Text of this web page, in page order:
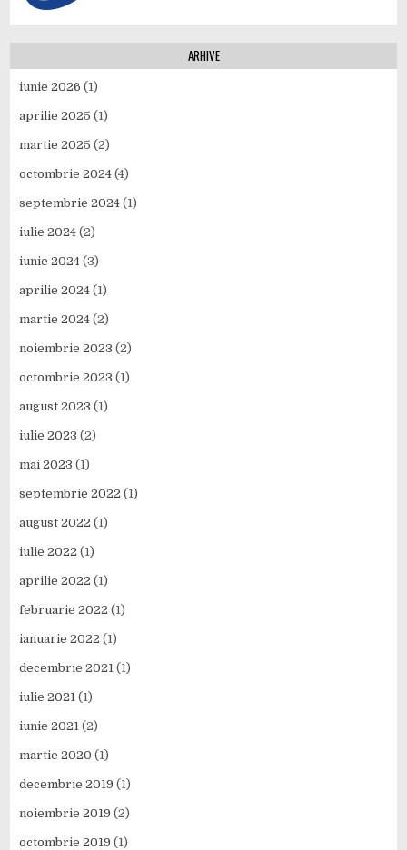
ARHIVE
iunie 2026 (1)
aprilie 2025 (1)
martie 2025 (2)
octombrie 2024 (4)
septembrie 2024 (1)
iulie 2024 (2)
iunie 2024 (3)
aprilie 2024 (1)
martie 2024 (2)
noiembrie 2023 (2)
octombrie 2023 (1)
august 2023 (1)
iulie 2023 (2)
mai 2023 (1)
septembrie 2022 (1)
august 2022 (1)
iulie 2022 (1)
aprilie 2022 (1)
februarie 2022 (1)
ianuarie 2022 (1)
decembrie 2021 (1)
iulie 2021 (1)
iunie 2021 (2)
martie 2020 (1)
decembrie 2019 (1)
noiembrie 2019 (2)
octombrie 2019 (1)